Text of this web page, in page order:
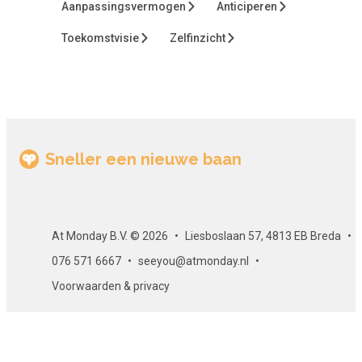
Aanpassingsvermogen Anticiperen
Toekomstvisie Zelfinzicht
Sneller een nieuwe baan
At Monday B.V. © 2026
Liesboslaan 57, 4813 EB Breda
076 571 6667
seeyou@atmonday.nl
Voorwaarden & privacy